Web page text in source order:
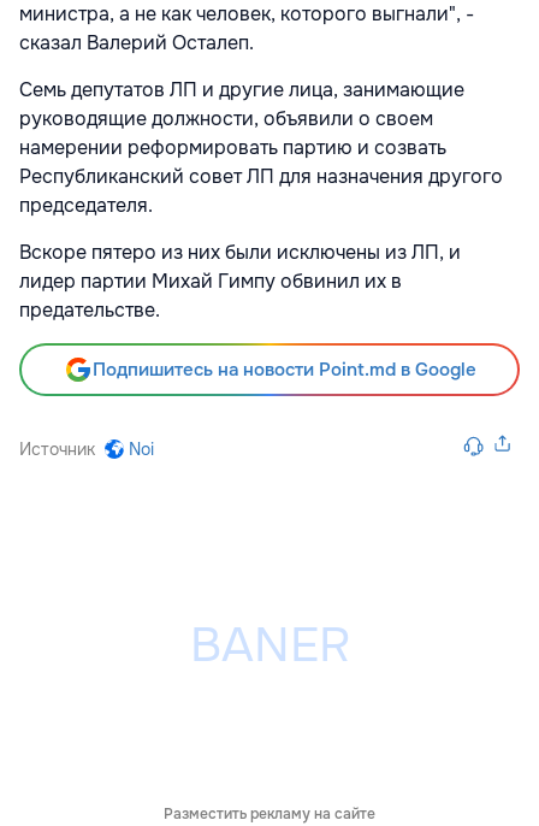
министра, а не как человек, которого выгнали", -
сказал Валерий Осталеп.
Семь депутатов ЛП и другие лица, занимающие
руководящие должности, объявили о своем
намерении реформировать партию и созвать
Республиканский совет ЛП для назначения другого
председателя.
Вскоре пятеро из них были исключены из ЛП, и
лидер партии Михай Гимпу обвинил их в
предательстве.
Подпишитесь на новости Point.md в Google
Источник Noi
Разместить рекламу на сайте